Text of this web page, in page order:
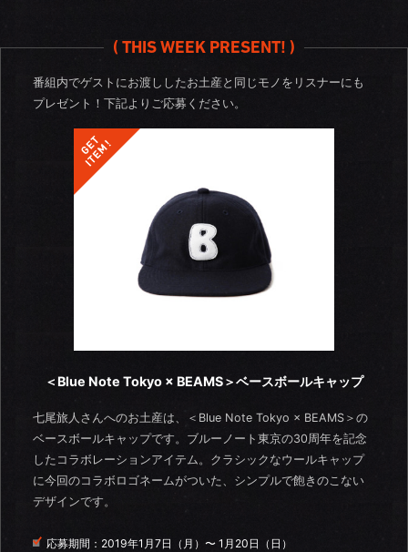
( THIS WEEK PRESENT! )
番組内でゲストにお渡ししたお土産と同じモノをリスナーにも
プレゼント！下記よりご応募ください。
＜Blue Note Tokyo × BEAMS＞ベースボールキャップ
七尾旅人さんへのお土産は、＜Blue Note Tokyo × BEAMS＞の
ベースボールキャップです。ブルーノート東京の30周年を記念
したコラボレーションアイテム。クラシックなウールキャップ
に今回のコラボロゴネームがついた、シンプルで飽きのこない
デザインです。
応募期間： 2019年1月7日（月）〜 1月20日（日）